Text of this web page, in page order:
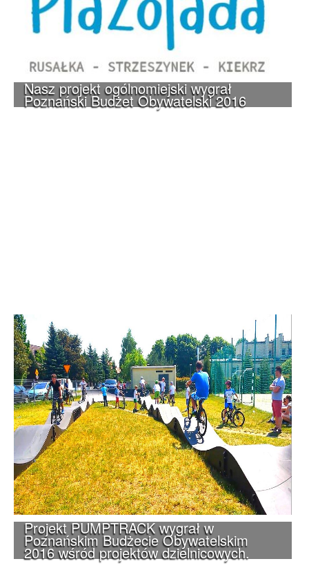
Nasz projekt ogólnomiejski wygrał
Poznański Budżet Obywatelski 2016
Projekt PUMPTRACK wygrał w
Poznańskim Budżecie Obywatelskim
2016 wśród projektów dzielnicowych.